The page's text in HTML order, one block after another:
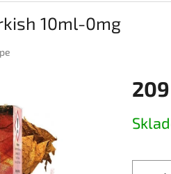
10ml-0mg
cena: